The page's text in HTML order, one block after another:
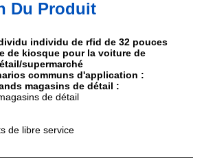
Du Produit
individu de rfid de 32 pouces
de kiosque pour la voiture de
supermarché
communs d'application :
magasins de détail :
de détail
de libre service